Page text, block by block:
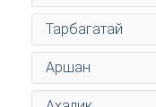
Тарбагатай
Аршан